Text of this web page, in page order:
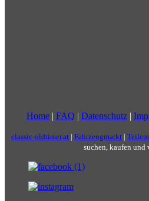
Home | FAQ | Datenschutz |
classic-oldtimer.at | Fahrzeugmarkt |
suchen, kaufen und